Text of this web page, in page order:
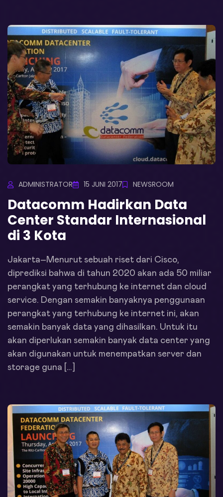
ADMINISTRATOR 15 JUNI 2017 NEWSROOM
Datacomm Hadirkan Data
Center Standar Internasional
di 3 Kota
Jakarta–Menurut sebuah riset dari Cisco,
diprediksi bahwa di tahun 2020 akan ada 50 miliar
perangkat yang terhubung ke internet dan cloud
service. Dengan semakin banyaknya penggunaan
perangkat yang terhubung ke internet ini, akan
semakin banyak data yang dihasilkan. Untuk itu
akan diperlukan semakin banyak data center yang
akan digunakan untuk menempatkan server dan
storage guna […]